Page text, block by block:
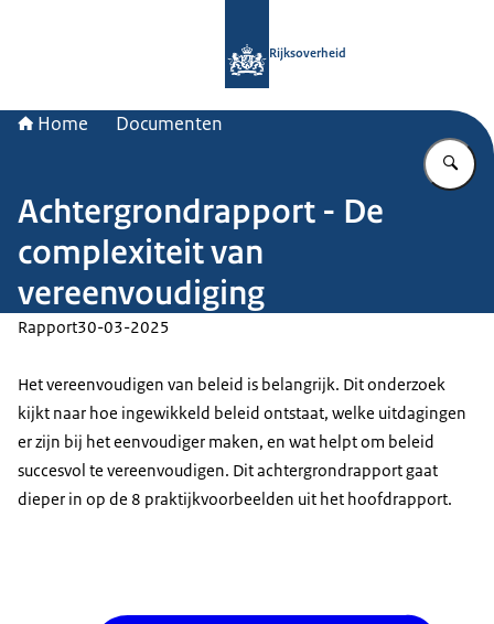
Rijksoverheid
Home Documenten
Achtergrondrapport - De
complexiteit van
vereenvoudiging
Rapport30-03-2025
Het vereenvoudigen van beleid is belangrijk. Dit onderzoek
kijkt naar hoe ingewikkeld beleid ontstaat, welke uitdagingen
er zijn bij het eenvoudiger maken, en wat helpt om beleid
succesvol te vereenvoudigen. Dit achtergrondrapport gaat
dieper in op de 8 praktijkvoorbeelden uit het hoofdrapport.